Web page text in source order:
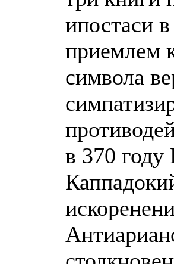
ипостаси
приемлем
символа
в 370 году